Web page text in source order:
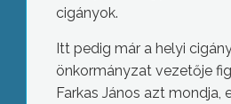
cigányok.
Itt pedig már a helyi
önkormányzat vezetője
Farkas János azt mondja,